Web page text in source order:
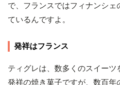
で、フランスではフィナンシ
ているんですよ。
発祥はフランス
ティグレは、数多くのスイー
発祥の焼き菓子ですが、数百